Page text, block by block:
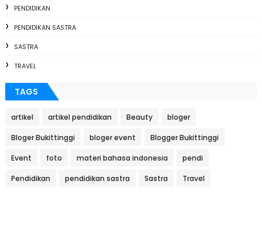
PENDIDIKAN
PENDIDIKAN SASTRA
SASTRA
TRAVEL
TAGS
artikel artikel pendidikan Beauty bloger
Bloger Bukittinggi bloger event Blogger Bukittinggi
Event foto materi bahasa indonesia pendi
Pendidikan pendidikan sastra Sastra Travel